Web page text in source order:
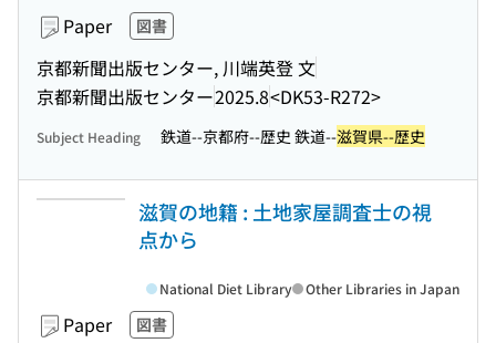
Paper 図書
京都新聞出版センター, 川端英登 文
京都新聞出版センター2025.8<DK53-R272>
Subject Heading 鉄道--京都府--歴史 鉄道--滋賀県--歴史
滋賀の地籍 : 土地家屋調査士の視
点から
Paper 図書
National Diet Library Other Libraries in Japan